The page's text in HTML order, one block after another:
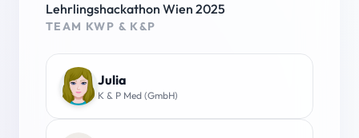
Lehrlingshackathon Wien 2025
TEAM KWP & K&P
Julia
K & P Med (GmbH)